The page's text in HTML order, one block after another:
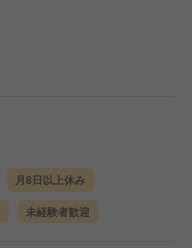
月8日以上休み
未経験者歓迎